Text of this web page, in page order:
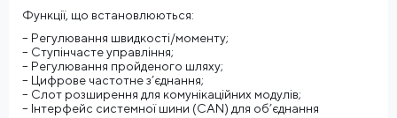
Функції, що встановлюються:
– Регулювання швидкості/моменту;
– Ступінчасте управління;
– Регулювання пройденого шляху;
– Цифрове частотне з’єднання;
– Слот розширення для комунікаційних модулів;
– Інтерфейс системної шини (CAN) для об’єднання